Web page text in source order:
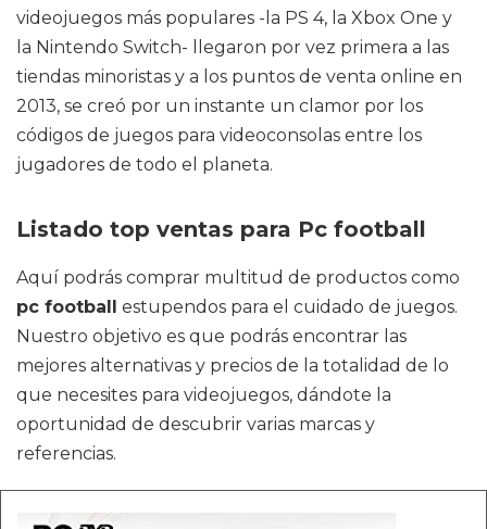
videojuegos más populares -la PS 4, la Xbox One y
la Nintendo Switch- llegaron por vez primera a las
tiendas minoristas y a los puntos de venta online en
2013, se creó por un instante un clamor por los
códigos de juegos para videoconsolas entre los
jugadores de todo el planeta.
Listado top ventas para Pc football
Aquí podrás comprar multitud de productos como
pc football estupendos para el cuidado de juegos.
Nuestro objetivo es que podrás encontrar las
mejores alternativas y precios de la totalidad de lo
que necesites para videojuegos, dándote la
oportunidad de descubrir varias marcas y
referencias.